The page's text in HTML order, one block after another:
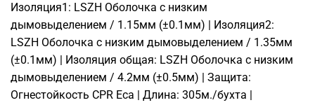
Изоляция1: LSZH Оболочка с низким
дымовыделением / 1.15мм (±0.1мм) | Изоляция2:
LSZH Оболочка с низким дымовыделением / 1.35мм
(±0.1мм) | Изоляция общая: LSZH Оболочка с низким
дымовыделением / 4.2мм (±0.5мм) | Защита:
Огнестойкость CPR Eca | Длина: 305м./бухта |